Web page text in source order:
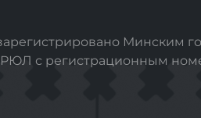
Минским
с регистрационным